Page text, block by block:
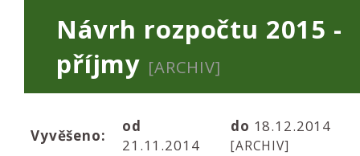
Návrh rozpočtu 2015 -
příjmy [ARCHIV]
Vyvěšeno:
od
21.11.2014
do 18.12.2014
[ARCHIV]